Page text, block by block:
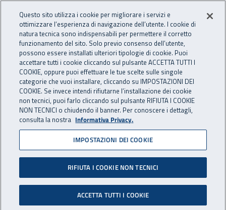
INAIL - Istituto Nazionale
Apri cerca
Navigazione principale
Pagina non disponibile
Il contenuto non è stato trovato. Per continuare la
navigazione è possibile ritornare alla
Footer
Questo sito utilizza i cookie per migliorare i servizi e
ottimizzare l’esperienza di navigazione dell’utente. I cookie di
natura tecnica sono indispensabili per permettere il corretto
funzionamento del sito. Solo previo consenso dell’utente,
possono essere installati ulteriori tipologie di cookie. Puoi
accettare tutti i cookie cliccando sul pulsante ACCETTA TUTTI I
COOKIE, oppure puoi effettuare le tue scelte sulle singole
categorie che vuoi installare, cliccando su IMPOSTAZIONI DEI
COOKIE. Se invece intendi rifiutarne l’installazione dei cookie
non tecnici, puoi farlo cliccando sul pulsante RIFIUTA I COOKIE
NON TECNICI o chiudendo il banner. Per conoscere i dettagli,
consulta la nostra Informativa Privacy.
IMPOSTAZIONI DEI COOKIE
RIFIUTA I COOKIE NON TECNICI
ACCETTA TUTTI I COOKIE